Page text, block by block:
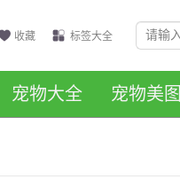
收藏 标签大全
宠物大全 宠物美图